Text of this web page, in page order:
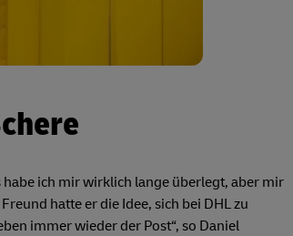
habe ich mir wirklich lange überlegt, aber mir
hatte er die Idee, sich bei DHL zu
immer wieder der Post“, so Daniel